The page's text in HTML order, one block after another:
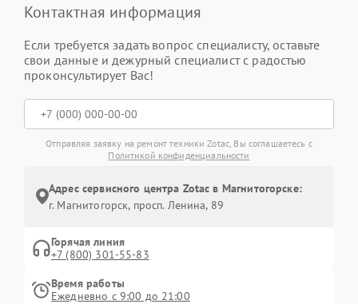
Контактная информация
Если требуется задать вопрос специалисту, оставьте
свои данные и дежурный специалист с радостью
проконсультирует Вас!
Отправляя заявку на ремонт техники Zotac, Вы соглашаетесь с
Политикой конфиденциальности
Адрес сервисного центра Zotac в Магнитогорске:
г. Магнитогорск, просп. Ленина, 89
Горячая линия
+7 (800) 301-55-83
Время работы
Ежедневно с 9:00 до 21:00